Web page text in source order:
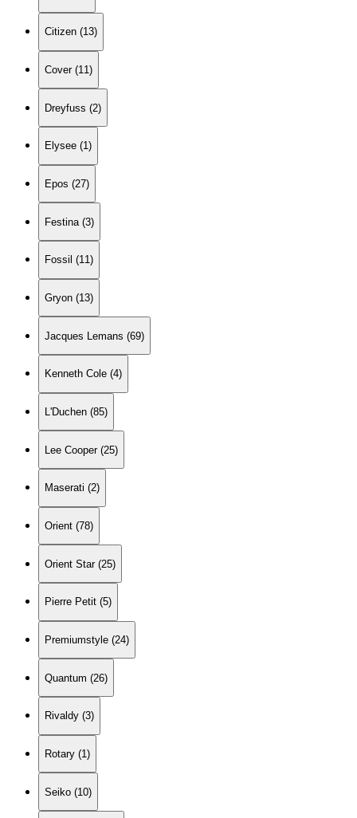
Citizen (13)
Cover (11)
Dreyfuss (2)
Elysee (1)
Epos (27)
Festina (3)
Fossil (11)
Gryon (13)
Jacques Lemans (69)
Kenneth Cole (4)
L'Duchen (85)
Lee Cooper (25)
Maserati (2)
Orient (78)
Orient Star (25)
Pierre Petit (5)
Premiumstyle (24)
Quantum (26)
Rivaldy (3)
Rotary (1)
Seiko (10)